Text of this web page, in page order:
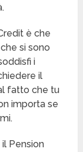
è che
si sono
i
il
fatto che tu
importa se
Pension